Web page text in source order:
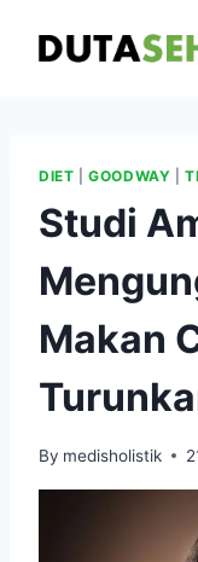
DIET |GOODWAY |
Studi
Makan
By medisholistik